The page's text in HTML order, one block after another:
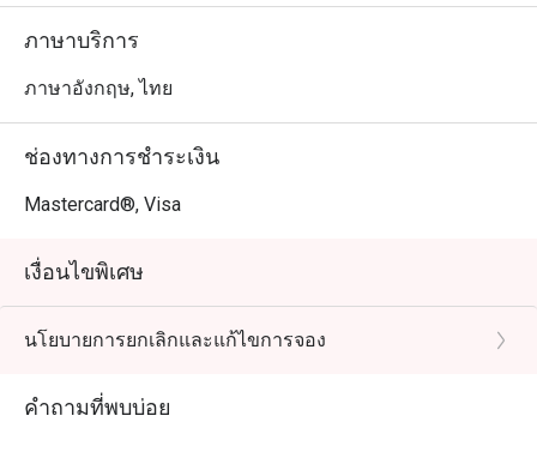
ภาษาบริการ
ภาษาอังกฤษ, ไทย
ช่องทางการชำระเงิน
Mastercard®, Visa
เงื่อนไขพิเศษ
นโยบายการยกเลิกและแก้ไขการจอง
คำถามที่พบบ่อย